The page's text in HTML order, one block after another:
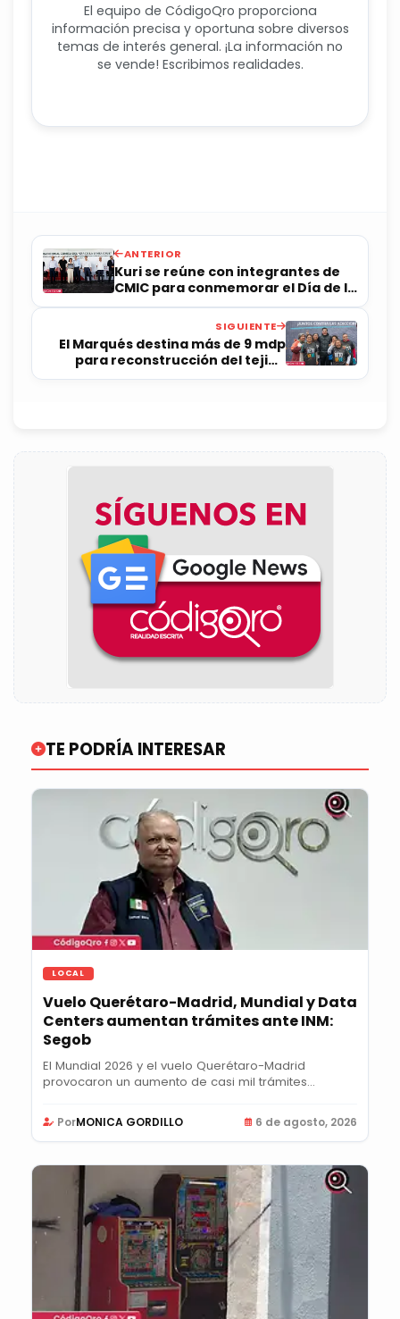
El equipo de CódigoQro proporciona
información precisa y oportuna sobre diversos
temas de interés general. ¡La información no
se vende! Escribimos realidades.
ANTERIOR
Kuri se reúne con integrantes de
CMIC para conmemorar el Día de la
Santa Cruz
SIGUIENTE
El Marqués destina más de 9 mdp
para reconstrucción del tejido
social
TE PODRÍA INTERESAR
LOCAL
Vuelo Querétaro-Madrid, Mundial y Data
Centers aumentan trámites ante INM:
Segob
El Mundial 2026 y el vuelo Querétaro-Madrid
provocaron un aumento de casi mil trámites
PorMONICA GORDILLO 6 de agosto, 2026